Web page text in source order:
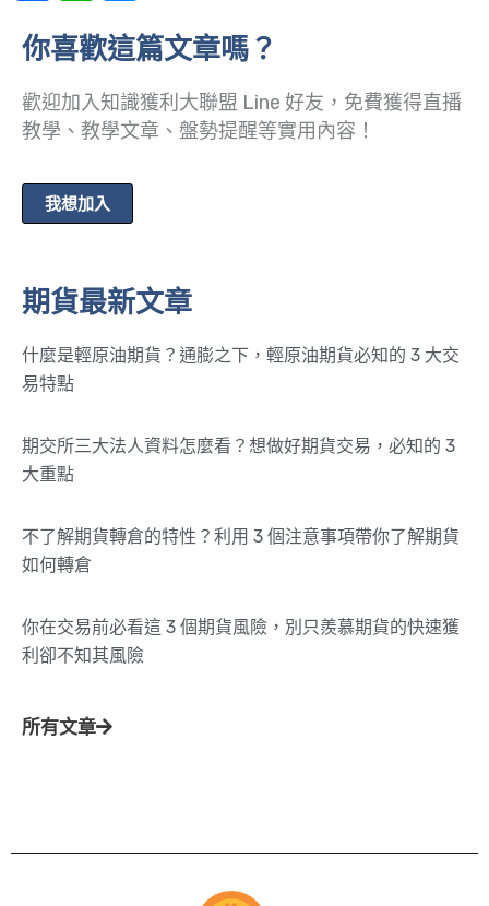
你喜歡這篇文章嗎？
歡迎加入知識獲利大聯盟 Line 好友，免費獲得直播
教學、教學文章、盤勢提醒等實用內容！
我想加入
期貨最新文章
什麼是輕原油期貨？通膨之下，輕原油期貨必知的 3 大交
易特點
期交所三大法人資料怎麼看？想做好期貨交易，必知的 3
大重點
不了解期貨轉倉的特性？利用 3 個注意事項帶你了解期貨
如何轉倉
你在交易前必看這 3 個期貨風險，別只羨慕期貨的快速獲
利卻不知其風險
所有文章